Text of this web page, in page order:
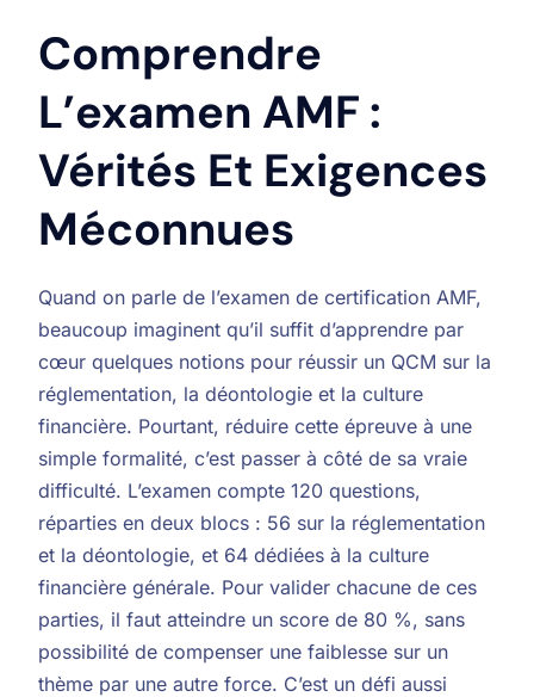
Comprendre
L’examen AMF :
Vérités Et Exigences
Méconnues
Quand on parle de l’examen de certification AMF,
beaucoup imaginent qu’il suffit d’apprendre par
cœur quelques notions pour réussir un QCM sur la
réglementation, la déontologie et la culture
financière. Pourtant, réduire cette épreuve à une
simple formalité, c’est passer à côté de sa vraie
difficulté. L’examen compte 120 questions,
réparties en deux blocs : 56 sur la réglementation
et la déontologie, et 64 dédiées à la culture
financière générale. Pour valider chacune de ces
parties, il faut atteindre un score de 80 %, sans
possibilité de compenser une faiblesse sur un
thème par une autre force. C’est un défi aussi